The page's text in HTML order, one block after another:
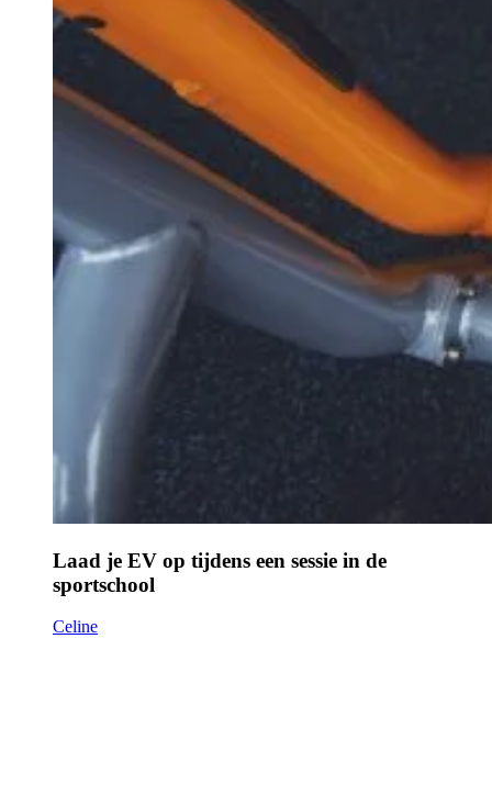
Laad je EV op tijdens een sessie in de
sportschool
Celine